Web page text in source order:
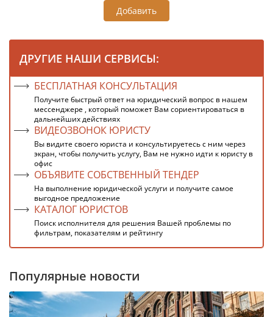
Добавить
ДРУГИЕ НАШИ СЕРВИСЫ:
БЕСПЛАТНАЯ КОНСУЛЬТАЦИЯ
Получите быстрый ответ на юридический вопрос в нашем
мессенджере , который поможет Вам сориентироваться в
дальнейших действиях
ВИДЕОЗВОНОК ЮРИСТУ
Вы видите своего юриста и консультируетесь с ним через
экран, чтобы получить услугу, Вам не нужно идти к юристу в
офис
ОБЪЯВИТЕ СОБСТВЕННЫЙ ТЕНДЕР
На выполнение юридической услуги и получите самое
выгодное предложение
КАТАЛОГ ЮРИСТОВ
Поиск исполнителя для решения Вашей проблемы по
фильтрам, показателям и рейтингу
Популярные новости